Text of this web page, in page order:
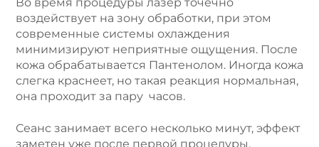
воздействует на зону обработки, при этом
современные системы охлаждения
минимизируют неприятные ощущения. После
кожа обрабатывается Пантенолом. Иногда кожа
слегка краснеет, но такая реакция нормальная,
она проходит за пару часов.
Сеанс занимает всего несколько минут, эффект
заметен уже после первой процедуры.